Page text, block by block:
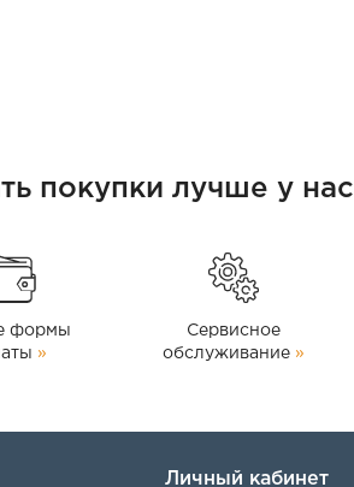
в различных областях,
и высокую
покупки лучше у нас
формы
»
Сервисное
обслуживание »
Личный кабинет